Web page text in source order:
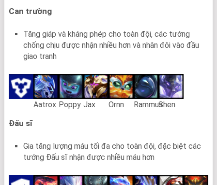
Can trường
Tăng giáp và kháng phép cho toàn đội, các tướng
chống chịu được nhận nhiều hơn và nhân đôi vào đầu
giao tranh
Aatrox Poppy Jax Ornn RammusShen
Đấu sĩ
Gia tăng lượng máu tối đa cho toàn đội, đặc biệt các
tướng Đấu sĩ nhận được nhiều máu hơn